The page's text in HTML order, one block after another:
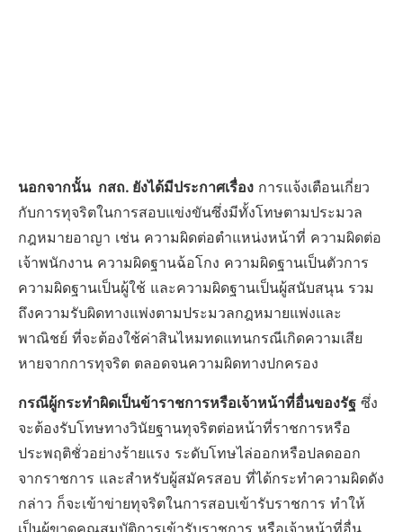
นอกจากนั้น กสถ. ยังได้มีประกาศเรื่อง การแจ้งเตือนเกี่ยว
กับการทุจริตในการสอบแข่งขันซึ่งมีทั้งโทษตามประมวล
กฎหมายอาญา เช่น ความผิดต่อตำแหน่งหน้าที่ ความผิดต่อ
เจ้าพนักงาน ความผิดฐานฉ้อโกง ความผิดฐานเป็นตัวการ
ความผิดฐานเป็นผู้ใช้ และความผิดฐานเป็นผู้สนับสนุน รวม
ถึงความรับผิดทางแพ่งตามประมวลกฎหมายแพ่งและ
พาณิชย์ ที่จะต้องใช้ค่าสินไหมทดแทนกรณีเกิดความเสีย
หายจากการทุจริต ตลอดจนความผิดทางปกครอง
กรณีผู้กระทำผิดเป็นข้าราชการหรือเจ้าหน้าที่อื่นของรัฐ ซึ่ง
จะต้องรับโทษทางวินัยฐานทุจริตต่อหน้าที่ราชการหรือ
ประพฤติชั่วอย่างร้ายแรง ระดับโทษไล่ออกหรือปลดออก
จากราชการ และสำหรับผู้สมัครสอบ ที่ได้กระทำความผิดดัง
กล่าว ก็จะเข้าข่ายทุจริตในการสอบเข้ารับราชการ ทำให้
เป็นผู้ขาดคุณสมบัติการเข้ารับราชการ หรือเจ้าหน้าที่อื่น